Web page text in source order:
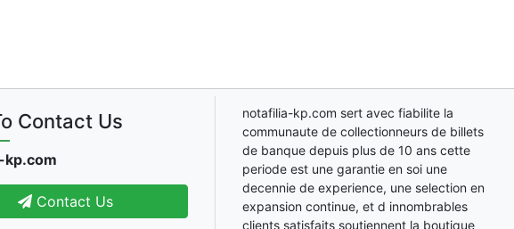
Contact Us
kp.com
Contact Us
notafilia-kp.com sert avec fiabilite la
communaute de collectionneurs de billets
de banque depuis plus de 10 ans cette
periode est une garantie en soi une
decennie de experience, une selection en
expansion continue, et d innombrables
clients satisfaits soutiennent la boutique